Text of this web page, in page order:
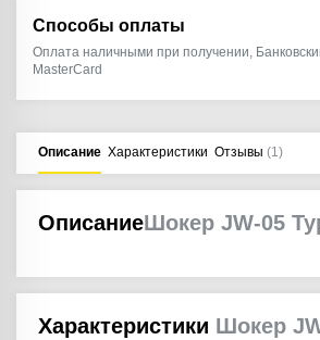
Способы оплаты
Оплата наличными при получении,
MasterCard
Описание Характеристики Отзывы (1)
ОписаниеШокер JW-05
Характеристики Шокер